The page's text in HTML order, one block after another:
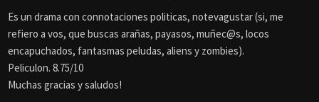
Es un drama con connotaciones politicas, notevagustar (si, me
refiero a vos, que buscas arañas, payasos, muñec@s, locos
encapuchados, fantasmas peludas, aliens y zombies).
Peliculon. 8.75/10
Muchas gracias y saludos!